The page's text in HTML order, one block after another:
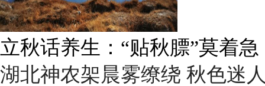
立秋话养生：“贴秋膘”莫着
湖北神农架晨雾缭绕 秋色迷